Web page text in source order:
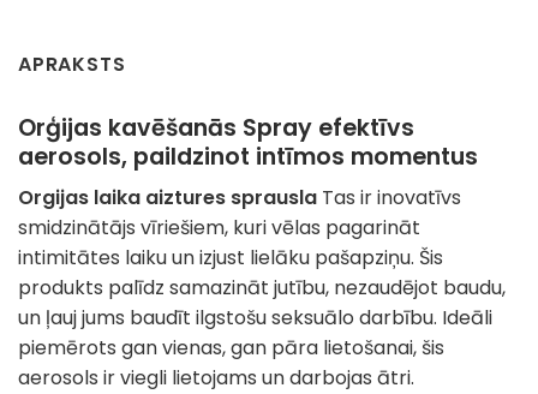
APRAKSTS
Orģijas kavēšanās Spray efektīvs
aerosols, paildzinot intīmos momentus
Orgijas laika aiztures sprausla Tas ir inovatīvs
smidzinātājs vīriešiem, kuri vēlas pagarināt
intimitātes laiku un izjust lielāku pašapziņu. Šis
produkts palīdz samazināt jutību, nezaudējot baudu,
un ļauj jums baudīt ilgstošu seksuālo darbību. Ideāli
piemērots gan vienas, gan pāra lietošanai, šis
aerosols ir viegli lietojams un darbojas ātri.